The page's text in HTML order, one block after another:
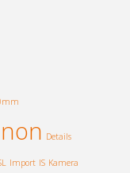
Details
Import IS Kamera